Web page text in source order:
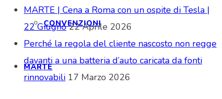
CONVENZIONI
MARTE
MARTE | Cena a Roma con un ospite di Tesla |
22 Giugno 22 Aprile 2026
Perché la regola del cliente nascosto non regge
davanti a una batteria d’auto caricata da fonti
rinnovabili 17 Marzo 2026